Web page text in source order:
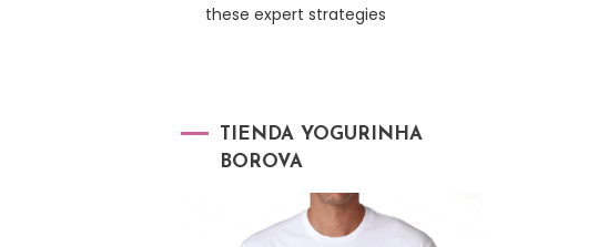
these expert strategies
TIENDA YOGURINHA
BOROVA